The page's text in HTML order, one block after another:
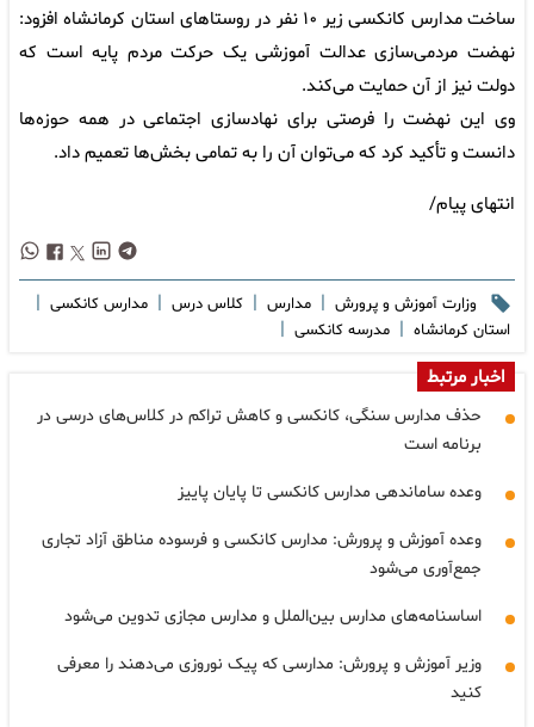
ساخت مدارس کانکسی زیر ۱۰ نفر در روستاهای استان کرمانشاه افزود:
نهضت مردمی‌سازی عدالت آموزشی یک حرکت مردم‌ پایه است که
دولت نیز از آن حمایت می‌کند.
وی این نهضت را فرصتی برای نهادسازی اجتماعی در همه حوزه‌ها
دانست و تأکید کرد که می‌توان آن را به تمامی بخش‌ها تعمیم داد.
انتهای پیام/
وزارت آموزش و پرورش | مدارس | کلاس درس | مدارس کانکسی |
استان کرمانشاه | مدرسه کانکسی |
اخبار مرتبط
حذف مدارس سنگی، کانکسی و کاهش تراکم در کلاس‌های درسی در
برنامه است
وعده ساماندهی مدارس کانکسی تا پایان پاییز
وعده آموزش و پرورش: مدارس کانکسی و فرسوده مناطق آزاد تجاری
جمع‌آوری می‌شود
اساسنامه‌های مدارس بین‌الملل و مدارس مجازی تدوین می‌شود
وزیر آموزش و پرورش: مدارسی که پیک نوروزی می‌دهند را معرفی
کنید